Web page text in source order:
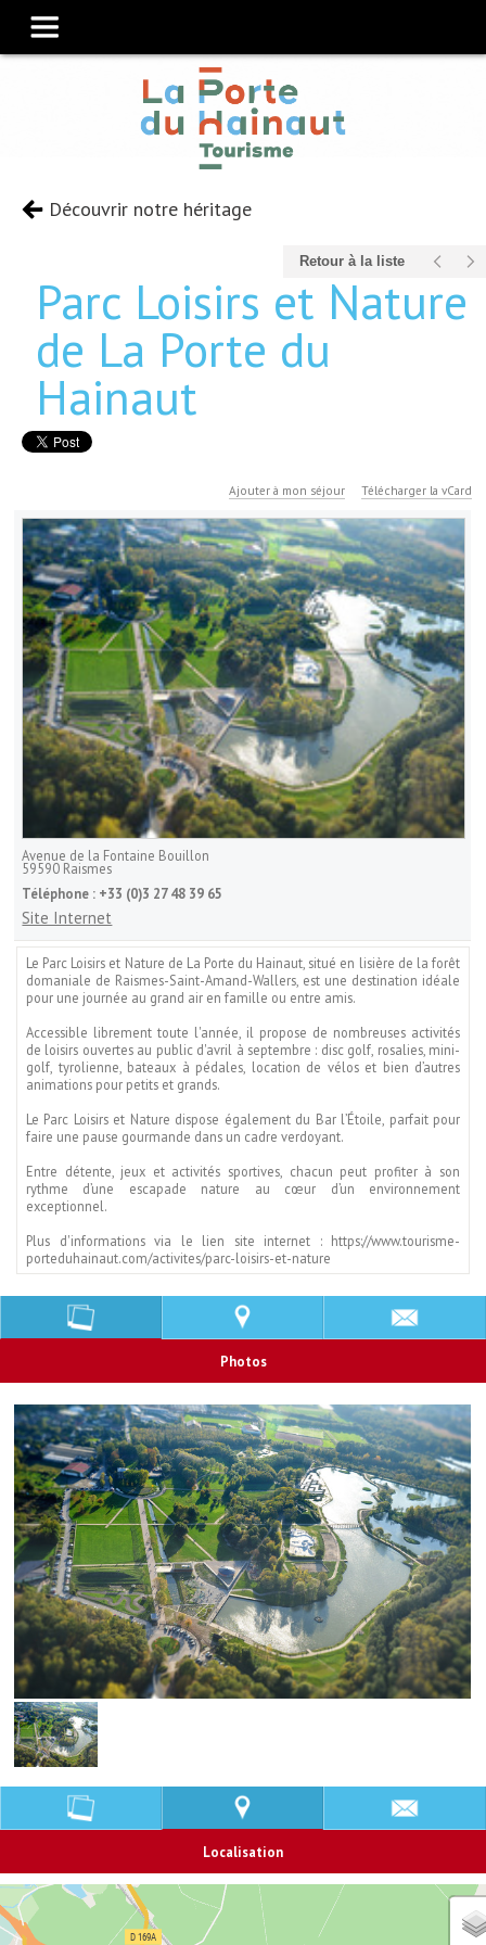
Découvrir notre héritage
Retour à la liste
Parc Loisirs et Nature
de La Porte du
Hainaut
Ajouter à mon séjour Télécharger la vCard
Avenue de la Fontaine Bouillon
59590 Raismes
Téléphone : +33 (0)3 27 48 39 65
Site Internet
Le Parc Loisirs et Nature de La Porte du Hainaut, situé en lisière de la forêt
domaniale de Raismes-Saint-Amand-Wallers, est une destination idéale
pour une journée au grand air en famille ou entre amis.
Accessible librement toute l'année, il propose de nombreuses activités
de loisirs ouvertes au public d'avril à septembre : disc golf, rosalies, mini-
golf, tyrolienne, bateaux à pédales, location de vélos et bien d’autres
animations pour petits et grands.
Le Parc Loisirs et Nature dispose également du Bar l’Étoile, parfait pour
faire une pause gourmande dans un cadre verdoyant.
Entre détente, jeux et activités sportives, chacun peut profiter à son
rythme d’une escapade nature au cœur d’un environnement
exceptionnel.
Plus d'informations via le lien site internet : https://www.tourisme-
porteduhainaut.com/activites/parc-loisirs-et-nature
Photos
Localisation